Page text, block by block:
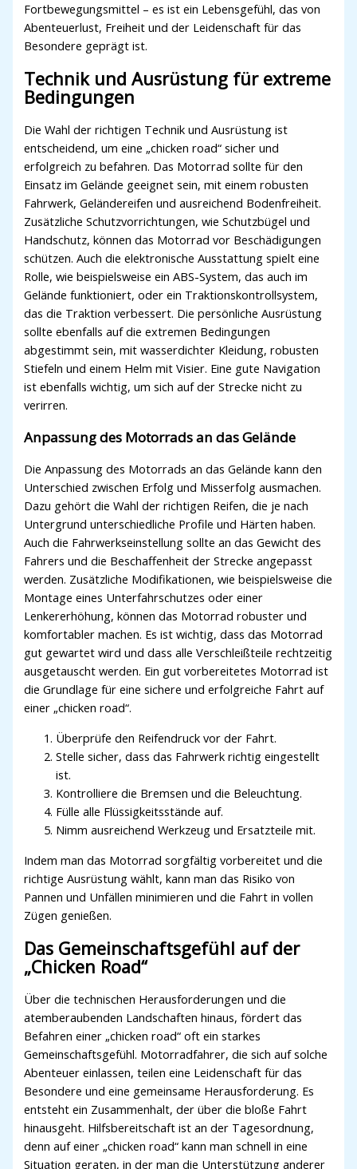
Fortbewegungsmittel – es ist ein Lebensgefühl, das von
Abenteuerlust, Freiheit und der Leidenschaft für das
Besondere geprägt ist.
Technik und Ausrüstung für extreme
Bedingungen
Die Wahl der richtigen Technik und Ausrüstung ist
entscheidend, um eine „chicken road“ sicher und
erfolgreich zu befahren. Das Motorrad sollte für den
Einsatz im Gelände geeignet sein, mit einem robusten
Fahrwerk, Geländereifen und ausreichend Bodenfreiheit.
Zusätzliche Schutzvorrichtungen, wie Schutzbügel und
Handschutz, können das Motorrad vor Beschädigungen
schützen. Auch die elektronische Ausstattung spielt eine
Rolle, wie beispielsweise ein ABS-System, das auch im
Gelände funktioniert, oder ein Traktionskontrollsystem,
das die Traktion verbessert. Die persönliche Ausrüstung
sollte ebenfalls auf die extremen Bedingungen
abgestimmt sein, mit wasserdichter Kleidung, robusten
Stiefeln und einem Helm mit Visier. Eine gute Navigation
ist ebenfalls wichtig, um sich auf der Strecke nicht zu
verirren.
Anpassung des Motorrads an das Gelände
Die Anpassung des Motorrads an das Gelände kann den
Unterschied zwischen Erfolg und Misserfolg ausmachen.
Dazu gehört die Wahl der richtigen Reifen, die je nach
Untergrund unterschiedliche Profile und Härten haben.
Auch die Fahrwerkseinstellung sollte an das Gewicht des
Fahrers und die Beschaffenheit der Strecke angepasst
werden. Zusätzliche Modifikationen, wie beispielsweise die
Montage eines Unterfahrschutzes oder einer
Lenkererhöhung, können das Motorrad robuster und
komfortabler machen. Es ist wichtig, dass das Motorrad
gut gewartet wird und dass alle Verschleißteile rechtzeitig
ausgetauscht werden. Ein gut vorbereitetes Motorrad ist
die Grundlage für eine sichere und erfolgreiche Fahrt auf
einer „chicken road“.
Überprüfe den Reifendruck vor der Fahrt.
Stelle sicher, dass das Fahrwerk richtig eingestellt
ist.
Kontrolliere die Bremsen und die Beleuchtung.
Fülle alle Flüssigkeitsstände auf.
Nimm ausreichend Werkzeug und Ersatzteile mit.
Indem man das Motorrad sorgfältig vorbereitet und die
richtige Ausrüstung wählt, kann man das Risiko von
Pannen und Unfällen minimieren und die Fahrt in vollen
Zügen genießen.
Das Gemeinschaftsgefühl auf der
„Chicken Road“
Über die technischen Herausforderungen und die
atemberaubenden Landschaften hinaus, fördert das
Befahren einer „chicken road“ oft ein starkes
Gemeinschaftsgefühl. Motorradfahrer, die sich auf solche
Abenteuer einlassen, teilen eine Leidenschaft für das
Besondere und eine gemeinsame Herausforderung. Es
entsteht ein Zusammenhalt, der über die bloße Fahrt
hinausgeht. Hilfsbereitschaft ist an der Tagesordnung,
denn auf einer „chicken road“ kann man schnell in eine
Situation geraten, in der man die Unterstützung anderer